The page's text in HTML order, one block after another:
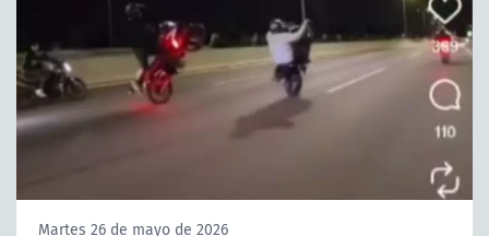
TVN PLAY
PROGRAMAS
Martes 26 de mayo de 2026